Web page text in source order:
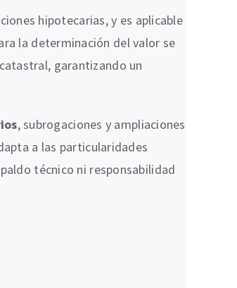
hipotecarias, y es aplicable
la determinación del valor se
garantizando un
, subrogaciones y ampliaciones
a las particularidades
técnico ni responsabilidad